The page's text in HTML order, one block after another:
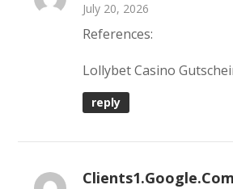
July 20, 2026
References:
Lollybet Casino
reply